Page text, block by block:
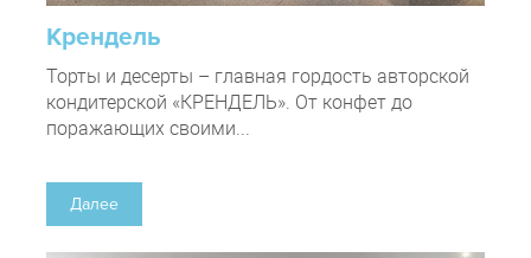
Крендель
Торты и десерты – главная гордость авторской
кондитерской «КРЕНДЕЛЬ». От конфет до
поражающих своими...
Далее